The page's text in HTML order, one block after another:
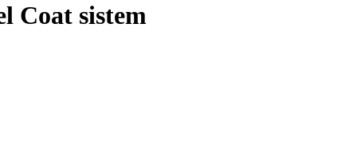
Coat sistem